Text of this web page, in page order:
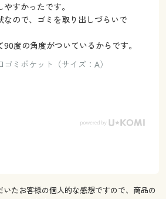
すかったです。
なので、ゴミを取り出しづらいで
度の角度がついているからです。
ミポケット（サイズ：A）
たお客様の個人的な感想ですので、商品の